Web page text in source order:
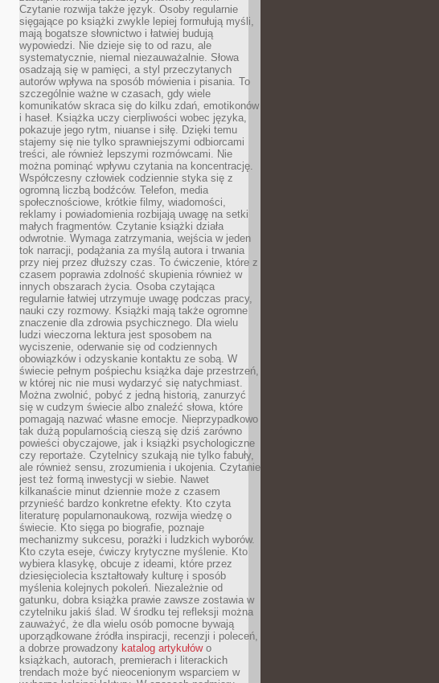
Czytanie rozwija także język. Osoby regularnie
sięgające po książki zwykle lepiej formułują myśli,
mają bogatsze słownictwo i łatwiej budują
wypowiedzi. Nie dzieje się to od razu, ale
systematycznie, niemal niezauważalnie. Słowa
osadzają się w pamięci, a styl przeczytanych
autorów wpływa na sposób mówienia i pisania. To
szczególnie ważne w czasach, gdy wiele
komunikatów skraca się do kilku zdań, emotikonów
i haseł. Książka uczy cierpliwości wobec języka,
pokazuje jego rytm, niuanse i siłę. Dzięki temu
stajemy się nie tylko sprawniejszymi odbiorcami
treści, ale również lepszymi rozmówcami. Nie
można pominąć wpływu czytania na koncentrację.
Współczesny człowiek codziennie styka się z
ogromną liczbą bodźców. Telefon, media
społecznościowe, krótkie filmy, wiadomości,
reklamy i powiadomienia rozbijają uwagę na setki
małych fragmentów. Czytanie książki działa
odwrotnie. Wymaga zatrzymania, wejścia w jeden
tok narracji, podążania za myślą autora i trwania
przy niej przez dłuższy czas. To ćwiczenie, które z
czasem poprawia zdolność skupienia również w
innych obszarach życia. Osoba czytająca
regularnie łatwiej utrzymuje uwagę podczas pracy,
nauki czy rozmowy. Książki mają także ogromne
znaczenie dla zdrowia psychicznego. Dla wielu
ludzi wieczorna lektura jest sposobem na
wyciszenie, oderwanie się od codziennych
obowiązków i odzyskanie kontaktu ze sobą. W
świecie pełnym pośpiechu książka daje przestrzeń,
w której nic nie musi wydarzyć się natychmiast.
Można zwolnić, pobyć z jedną historią, zanurzyć
się w cudzym świecie albo znaleźć słowa, które
pomagają nazwać własne emocje. Nieprzypadkowo
tak dużą popularnością cieszą się dziś zarówno
powieści obyczajowe, jak i książki psychologiczne
czy reportaże. Czytelnicy szukają nie tylko fabuły,
ale również sensu, zrozumienia i ukojenia. Czytanie
jest też formą inwestycji w siebie. Nawet
kilkanaście minut dziennie może z czasem
przynieść bardzo konkretne efekty. Kto czyta
literaturę popularnonaukową, rozwija wiedzę o
świecie. Kto sięga po biografie, poznaje
mechanizmy sukcesu, porażki i ludzkich wyborów.
Kto czyta eseje, ćwiczy krytyczne myślenie. Kto
wybiera klasykę, obcuje z ideami, które przez
dziesięciolecia kształtowały kulturę i sposób
myślenia kolejnych pokoleń. Niezależnie od
gatunku, dobra książka prawie zawsze zostawia w
czytelniku jakiś ślad. W środku tej refleksji można
zauważyć, że dla wielu osób pomocne bywają
uporządkowane źródła inspiracji, recenzji i poleceń,
a dobrze prowadzony katalog artykułówo
książkach, autorach, premierach i literackich
trendach może być nieocenionym wsparciem w